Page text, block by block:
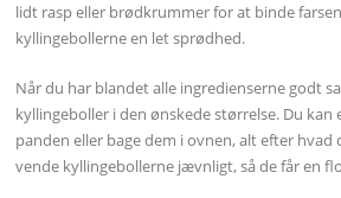
lidt rasp eller brødkrummer for at binde
kyllingebollerne en let sprødhed.
Når du har blandet alle ingredienserne godt
kyllingeboller i den ønskede størrelse. Du kan
panden eller bage dem i ovnen, alt efter
vende kyllingebollerne jævnligt, så de får en